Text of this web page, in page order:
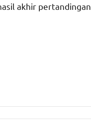
akhir pertandingan